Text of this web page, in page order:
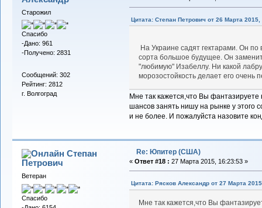
Старожил
Спасибо
-Дано: 961
-Получено: 2831
Сообщений: 302
Рейтинг: 2812
г. Волгоград
Цитата: Степан Петрович от 26 Марта 2015,
На Украине садят гектарами. Он
сорта большое будущее. Он
"любимую" Изабеллу. Ни какой
морозостойкость делает его очень
Мне так кажется,что Вы фантазируете
шансов занять нишу на рынке у этого
и не более. И пожалуйста назовите
Степан
Петрович
Ветеран
Спасибо
Re: Юпитер (США)
« Ответ #18 : 27 Марта 2015, 16:23:53 »
Цитата: Рясков Александр от 27 Марта
Мне так кажется,что Вы